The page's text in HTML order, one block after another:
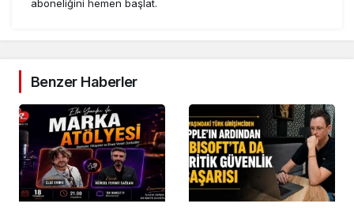
aboneliğini hemen başlat.
Benzer Haberler